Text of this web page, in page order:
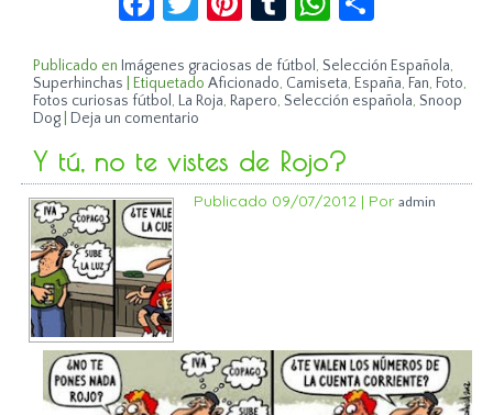
Publicado en Imágenes graciosas de fútbol , Selección Española,
Superhinchas
Etiquetado Aficionado, Camiseta, España, Fan, Foto,
Fotos curiosas fútbol , La Roja, Rapero, Selección española, Snoop
Dog
Deja un comentario
Y tú, no te vistes de Rojo?
Publicado 09/07/2012 | Por admin